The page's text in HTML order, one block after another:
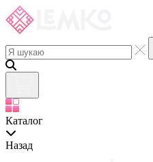
Каталог
Назад